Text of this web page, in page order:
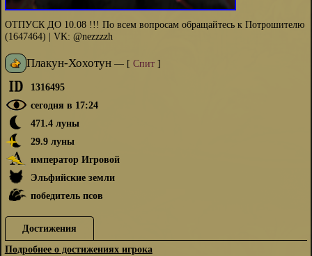
ОТПУСК ДО 10.08 !!! По всем вопросам обращайтесь к Потрошителю
(1647464) | VK: @nezzzzh
Плакун-Хохотун— [ Спит]
1316495
сегодня в 17:24
471.4 луны
29.9 луны
император Игровой
Эльфийские земли
победитель псов
Достижения
Подробнее о достижениях игрока